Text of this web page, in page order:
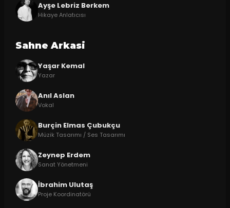
Ayşe Lebriz Berkem
Hikaye Anlatıcısı
Sahne Arkasi
Yaşar Kemal
Yazar
Anıl Aslan
Vokal
Burçin Elmas Çubukçu
Müzik Tasarımı / Ses Tasarımı
Zeynep Erdem
Sanat Yönetmeni
İbrahim Ulutaş
Proje Koordinatörü